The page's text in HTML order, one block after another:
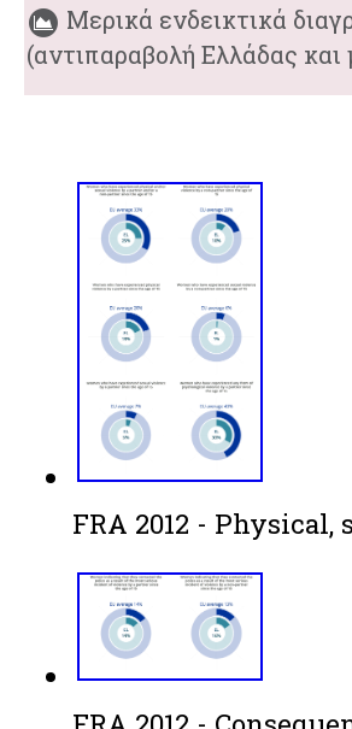
Μερικά ενδεικτικά
(αντιπαραβολή Ελλάδας και
FRA 2012 -